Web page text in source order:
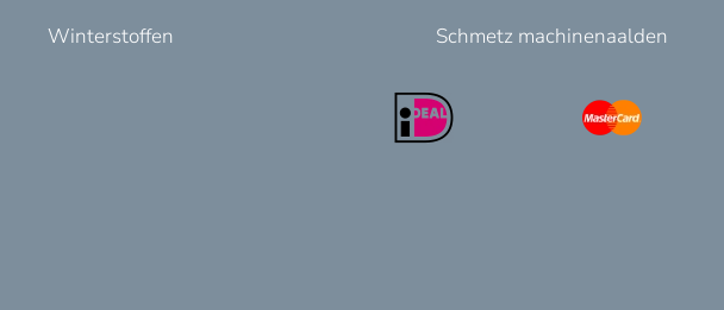
Winterstoffen Schmetz machinenaalden